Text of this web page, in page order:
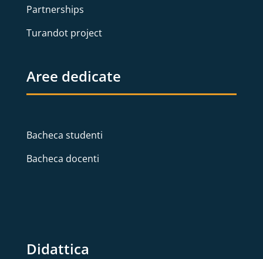
Partnerships
Turandot project
Aree dedicate
Bacheca studenti
Bacheca docenti
Didattica